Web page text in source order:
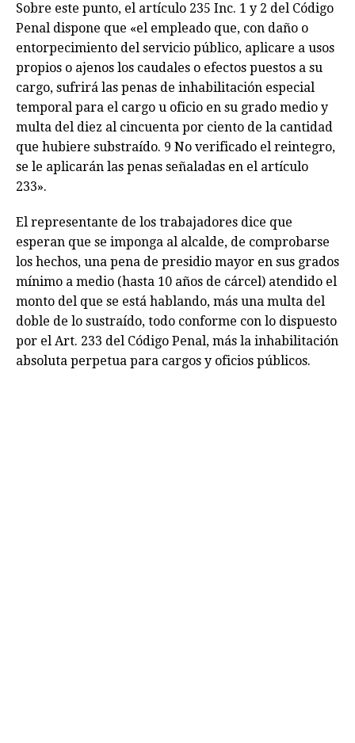
Sobre este punto, el artículo 235 Inc. 1 y 2 del Código
Penal dispone que «el empleado que, con daño o
entorpecimiento del servicio público, aplicare a usos
propios o ajenos los caudales o efectos puestos a su
cargo, sufrirá las penas de inhabilitación especial
temporal para el cargo u oficio en su grado medio y
multa del diez al cincuenta por ciento de la cantidad
que hubiere substraído. 9 No verificado el reintegro,
se le aplicarán las penas señaladas en el artículo
233».
El representante de los trabajadores dice que
esperan que se imponga al alcalde, de comprobarse
los hechos, una pena de presidio mayor en sus grados
mínimo a medio (hasta 10 años de cárcel) atendido el
monto del que se está hablando, más una multa del
doble de lo sustraído, todo conforme con lo dispuesto
por el Art. 233 del Código Penal, más la inhabilitación
absoluta perpetua para cargos y oficios públicos.